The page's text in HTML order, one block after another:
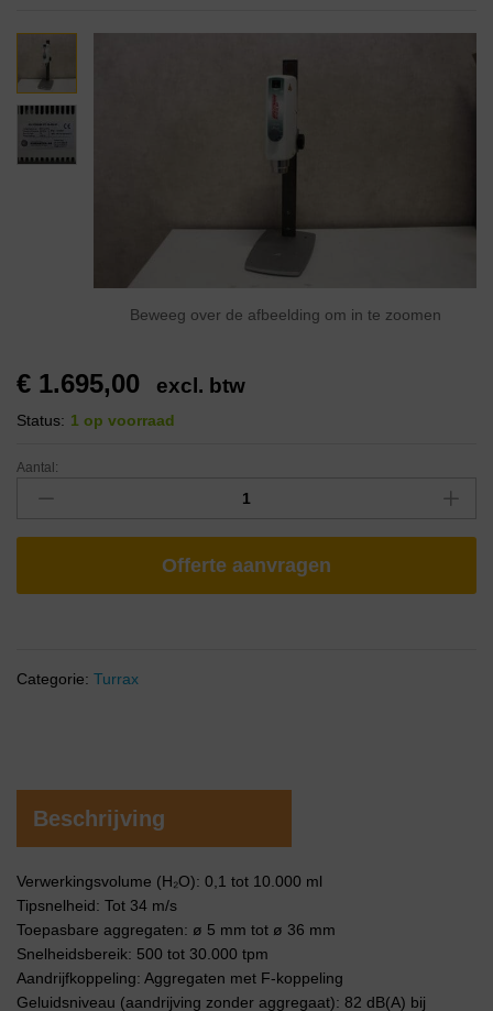
Beweeg over de afbeelding om in te zoomen
€ 1.695,00 excl. btw
Status: 1 op voorraad
Aantal:
Offerte aanvragen
Categorie: Turrax
Beschrijving
Verwerkingsvolume (H₂O): 0,1 tot 10.000 ml
Tipsnelheid: Tot 34 m/s
Toepasbare aggregaten: ø 5 mm tot ø 36 mm
Snelheidsbereik: 500 tot 30.000 tpm
Aandrijfkoppeling: Aggregaten met F-koppeling
Geluidsniveau (aandrijving zonder aggregaat): 82 dB(A) bij